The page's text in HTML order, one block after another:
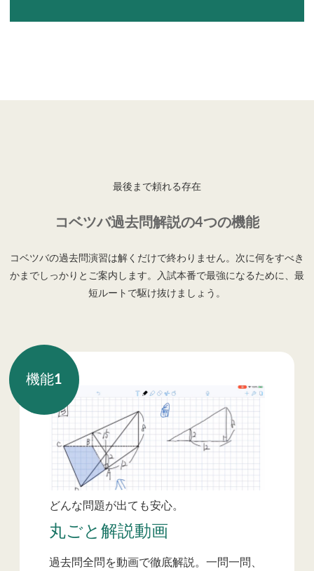
最後まで頼れる存在
コベツバ過去問解説の4つの機能
コベツバの過去問演習は解くだけで終わりません。次に何をすべき
かまでしっかりとご案内します。入試本番で最強になるために、最
短ルートで駆け抜けましょう。
機能1
どんな問題が出ても安心。
丸ごと解説動画
過去問全問を動画で徹底解説。一問一問、